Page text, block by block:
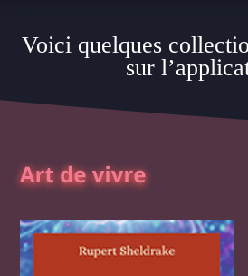
Voici quelques
sur